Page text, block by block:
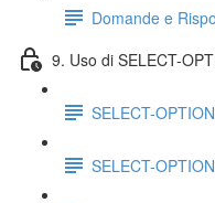
Domande e
9. Uso di SELECT-
SELECT-
SELECT-